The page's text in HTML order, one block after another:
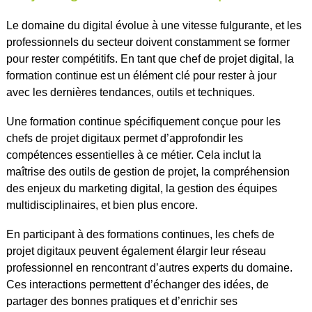
Le domaine du digital évolue à une vitesse fulgurante, et les
professionnels du secteur doivent constamment se former
pour rester compétitifs. En tant que chef de projet digital, la
formation continue est un élément clé pour rester à jour
avec les dernières tendances, outils et techniques.
Une formation continue spécifiquement conçue pour les
chefs de projet digitaux permet d’approfondir les
compétences essentielles à ce métier. Cela inclut la
maîtrise des outils de gestion de projet, la compréhension
des enjeux du marketing digital, la gestion des équipes
multidisciplinaires, et bien plus encore.
En participant à des formations continues, les chefs de
projet digitaux peuvent également élargir leur réseau
professionnel en rencontrant d’autres experts du domaine.
Ces interactions permettent d’échanger des idées, de
partager des bonnes pratiques et d’enrichir ses